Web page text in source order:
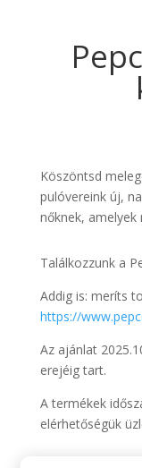
Köszöntsd
pulóvereink új,
nőknek,
Találkozzunk a
Addig is: meríts
https://
Az ajánlat
erejéig tart.
A termékek
elérhetőségük